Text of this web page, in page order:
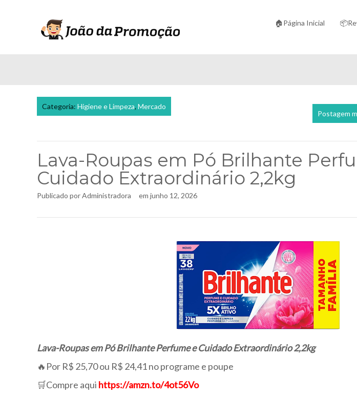
🏠Página Inicial
Categoria: Higiene e Limpeza, Mercado
Postagem
Lava-Roupas em Pó Brilhante
Cuidado Extraordinário 2,2kg
Publicado porAdministradora em junho 12, 2026
Lava-Roupas em Pó Brilhante Perfume e Cuidado Extraordinário 2,2kg
🔥Por R$ 25,70 ou R$ 24,41 no programe e poupe
🛒Compre aqui https://amzn.to/4ot56Vo